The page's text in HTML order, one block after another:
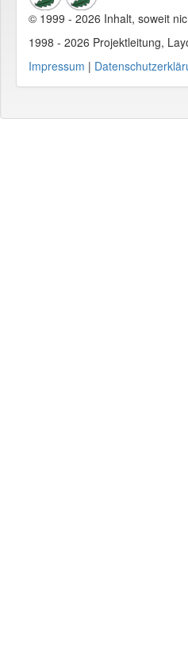
© 1999 - 2026 Inhalt, soweit
1998 - 2026 Projektleitung,
Impressum |